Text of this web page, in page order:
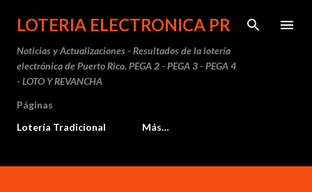
Ir al contenido principal
LOTERIA ELECTRONICA PR
Noticias y Actualizaciones - Resultados de la lotería
electrónica de Puerto Rico. PEGA 2 - PEGA 3 - PEGA 4
- LOTO Y REVANCHA
Páginas
Lotería Tradicional
Más…